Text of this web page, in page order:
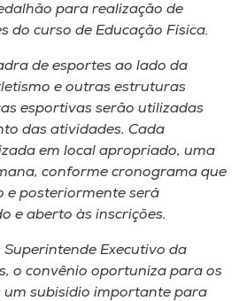
para realização de
do curso de Educação Física.
de esportes ao lado da
e outras estruturas
esportivas​ ​serão utilizadas
das atividades. Cada
em local apropriado, uma
conforme cronograma que
e posteriormente será
e aberto às inscrições.
Executivo da
o convênio oportuniza para os
sub​is​í​dio importante para